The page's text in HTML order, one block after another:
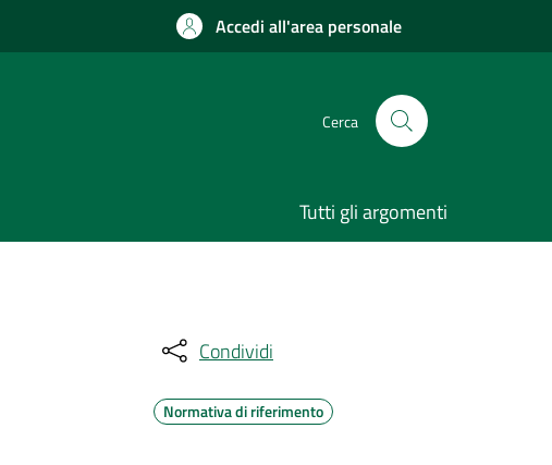
Accedi all'area personale
Cerca
Tutti gli argomenti
Condividi
Normativa di riferimento